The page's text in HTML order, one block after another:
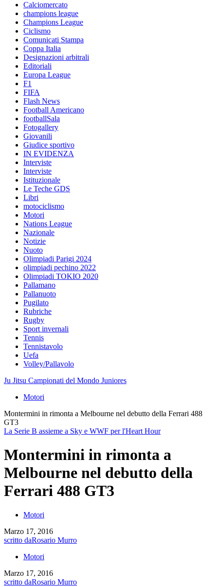
Calciomercato
champions league
Champions League
Ciclismo
Comunicati Stampa
Coppa Italia
Designazioni arbitrali
Editoriali
Europa League
F1
FIFA
Flash News
Football Americano
footballSala
Fotogallery
Giovanili
Giudice sportivo
IN EVIDENZA
Interviste
Interviste
Istituzionale
Le Teche GDS
Libri
motociclismo
Motori
Nations League
Nazionale
Notizie
Nuoto
Olimpiadi Parigi 2024
olimpiadi pechino 2022
Olimpiadi TOKIO 2020
Pallamano
Pallanuoto
Pugilato
Rubriche
Rugby
Sport invernali
Tennis
Tennistavolo
Uefa
Volley/Pallavolo
Ju Jitsu Campionati del Mondo Juniores
Motori
Montermini in rimonta a Melbourne nel debutto della Ferrari 488
GT3
La Serie B assieme a Sky e WWF per l'Heart Hour
Montermini in rimonta a
Melbourne nel debutto della
Ferrari 488 GT3
Motori
Marzo 17, 2016
scritto daRosario Murro
Motori
Marzo 17, 2016
scritto daRosario Murro